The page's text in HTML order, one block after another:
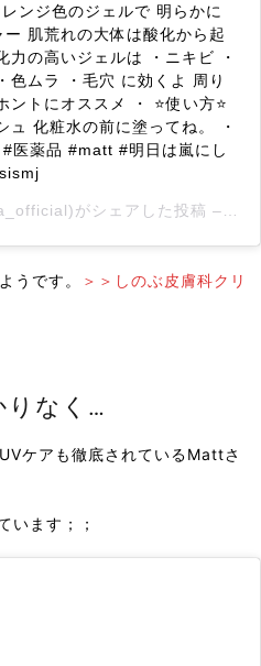
ンジ色のジェルで 明らかに
肌荒れの大体は酸化から起
力の高いジェルは ・ニキビ ・
色ムラ ・毛穴 に効くよ 周り
トにオススメ ・ ⭐️使い方⭐️
化粧水の前に塗ってね。 ・
医薬品 #matt #明日は嵐にし
がシェアした投稿 –
うです。
＞＞しのぶ皮膚科クリ
りなく…
ケアも徹底されているMattさ
います；；